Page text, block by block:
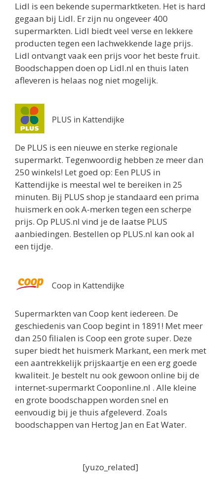
Lidl is een bekende supermarktketen. Het is hard
gegaan bij Lidl. Er zijn nu ongeveer 400
supermarkten. Lidl biedt veel verse en lekkere
producten tegen een lachwekkende lage prijs.
Lidl ontvangt vaak een prijs voor het beste fruit.
Boodschappen doen op Lidl.nl en thuis laten
afleveren is helaas nog niet mogelijk.
PLUS in Kattendijke
De PLUS is een nieuwe en sterke regionale
supermarkt. Tegenwoordig hebben ze meer dan
250 winkels! Let goed op: Een PLUS in
Kattendijke is meestal wel te bereiken in 25
minuten. Bij PLUS shop je standaard een prima
huismerk en ook A-merken tegen een scherpe
prijs. Op PLUS.nl vind je de laatse PLUS
aanbiedingen. Bestellen op PLUS.nl kan ook al
een tijdje.
Coop in Kattendijke
Supermarkten van Coop kent iedereen. De
geschiedenis van Coop begint in 1891! Met meer
dan 250 filialen is Coop een grote super. Deze
super biedt het huismerk Markant, een merk met
een aantrekkelijk prijskaartje en een erg goede
kwaliteit. Je bestelt nu ook gewoon online bij de
internet-supermarkt Cooponline.nl . Alle kleine
en grote boodschappen worden snel en
eenvoudig bij je thuis afgeleverd. Zoals
boodschappen van Hertog Jan en Eat Water.
[yuzo_related]